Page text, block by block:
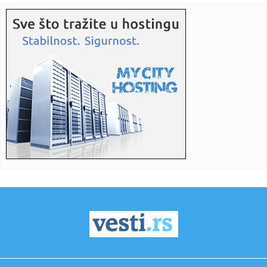
23:48: Trener Tobola: "Hteli smo da Partizan napada po krilu"
23:47:
23:44:"Mesi bi bio Pikaso" VIDEO
23:41:Marinović nakon pobjede: Zaslužili smo još koji gol, ali
svaka...
23:41:Može li ljetna avantura ipak nekako prerasti u ozbiljnu
vezu?
U Minhenu krenula serijska proizvodnja potpuno
električnog BMW-a...